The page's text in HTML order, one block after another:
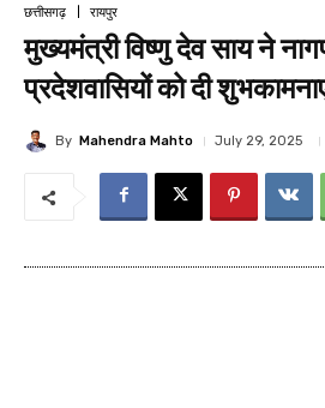
छत्तीसगढ़ रायपुर
मुख्यमंत्री विष्णु देव साय ने
प्रदेशवासियों को दी
By Mahendra Mahto July 29, 2025